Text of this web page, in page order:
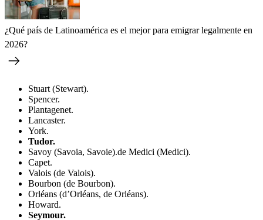
¿Qué país de Latinoamérica es el mejor para emigrar legalmente en
2026?
Stuart (Stewart).
Spencer.
Plantagenet.
Lancaster.
York.
Tudor.
Savoy (Savoia, Savoie).de Medici (Medici).
Capet.
Valois (de Valois).
Bourbon (de Bourbon).
Orléans (d’Orléans, de Orléans).
Howard.
Seymour.